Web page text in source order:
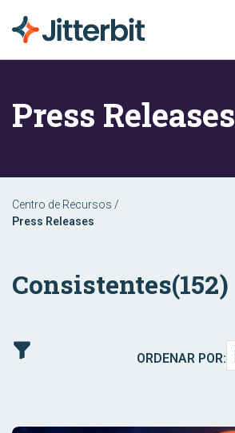
Press Releases
Centro de Recursos /
Press Releases
Consistentes(152)
ORDENAR POR: